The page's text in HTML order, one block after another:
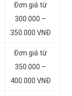
Đơn giá từ
300.000 –
350.000 VNĐ
Đơn giá từ
350.000 –
400.000 VNĐ